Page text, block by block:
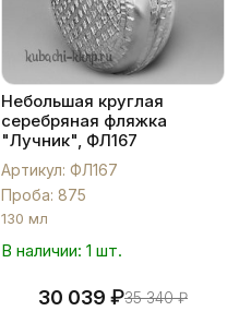
Небольшая круглая
серебряная фляжка
"Лучник", ФЛ167
Артикул: ФЛ167
Проба: 875
130 мл
В наличии: 1 шт.
30 039 ₽35 340₽